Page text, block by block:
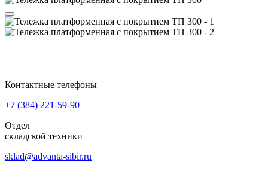
Контактные телефоны
+7 (384) 221-59-90
Отдел
складской техники
sklad@advanta-sibir.ru